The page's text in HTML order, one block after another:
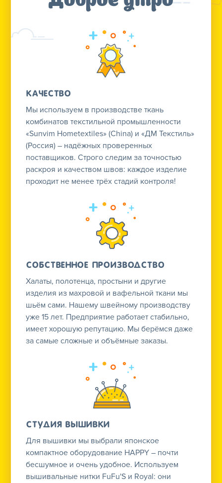
Качество
Мы используем в производстве ткань
комбинатов текстильной промышленности
«Sunvim Hometextiles» (China) и «ДМ Текстиль»
(Россия) – надёжных проверенных
поставщиков. Строго следим за точностью
раскроя и качеством швов: каждое изделие
проходит не менее трёх стадий контроля!
Собственное производство
Халаты, полотенца, простыни и другие
изделия из махровой и вафельной ткани мы
шьём сами. Нашему швейному производству
уже 15 лет. Предприятие работает стабильно,
имеет хорошую репутацию. Мы берёмся даже
за самые сложные и объёмные заказы.
Студия вышивки
Для вышивки мы выбрали японское
компактное оборудование HAPPY – почти
бесшумное и очень удобное. Используем
вышивальные нитки FuFu'S и Royal: они